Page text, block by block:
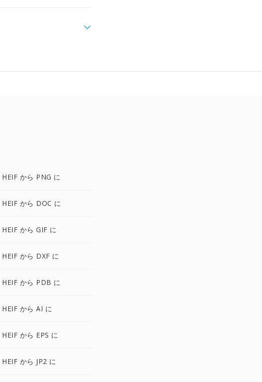
HEIF から PNG に
HEIF から DOC に
HEIF から GIF に
HEIF から DXF に
HEIF から PDB に
HEIF から AI に
HEIF から EPS に
HEIF から JP2 に